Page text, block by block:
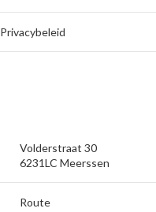
Privacybeleid
Volderstraat 30
6231LC Meerssen
Route